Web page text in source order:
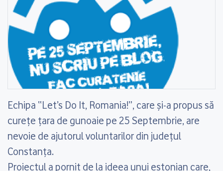
Echipa “Let’s Do It, Romania!”, care şi-a propus să
cureţe ţara de gunoaie pe 25 Septembrie, are
nevoie de ajutorul voluntarilor din judeţul
Constanţa.
Proiectul a pornit de la ideea unui estonian care,